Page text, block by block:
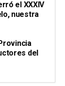
el XXXIV
nuestra
del